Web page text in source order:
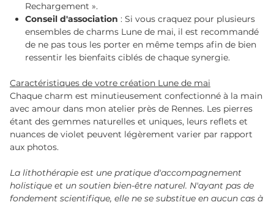
Rechargement ».
Conseil d'association : Si vous craquez pour plusieurs
ensembles de charms Lune de mai, il est recommandé
de ne pas tous les porter en même temps afin de bien
ressentir les bienfaits ciblés de chaque synergie.
Caractéristiques de votre création Lune de mai
Chaque charm est minutieusement confectionné à la main
avec amour dans mon atelier près de Rennes. Les pierres
étant des gemmes naturelles et uniques, leurs reflets et
nuances de violet peuvent légèrement varier par rapport
aux photos.
La lithothérapie est une pratique d'accompagnement
holistique et un soutien bien-être naturel. N'ayant pas de
fondement scientifique, elle ne se substitue en aucun cas à